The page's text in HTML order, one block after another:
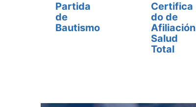
Partida
de
Bautismo
Certifica
do de
Afiliación
Salud
Total